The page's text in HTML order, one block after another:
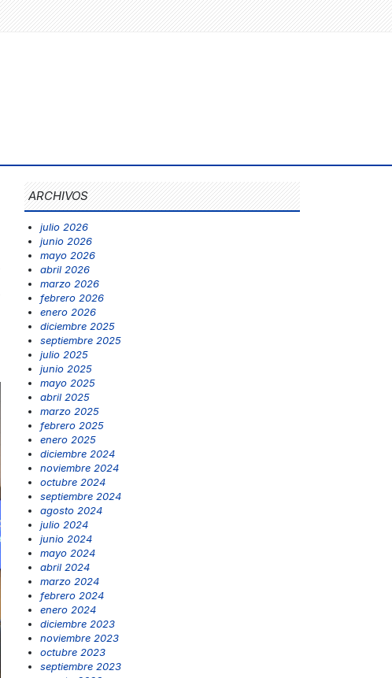
ARCHIVOS
julio 2026
junio 2026
mayo 2026
abril 2026
marzo 2026
febrero 2026
enero 2026
diciembre 2025
septiembre 2025
julio 2025
junio 2025
mayo 2025
abril 2025
marzo 2025
febrero 2025
enero 2025
diciembre 2024
noviembre 2024
octubre 2024
septiembre 2024
agosto 2024
julio 2024
junio 2024
mayo 2024
abril 2024
marzo 2024
febrero 2024
enero 2024
diciembre 2023
noviembre 2023
octubre 2023
septiembre 2023